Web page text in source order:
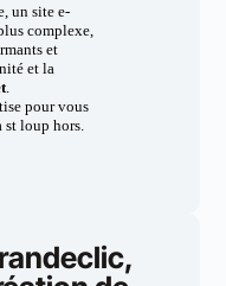
un site e-
complexe,
et
et la
.
pour vous
st loup hors.